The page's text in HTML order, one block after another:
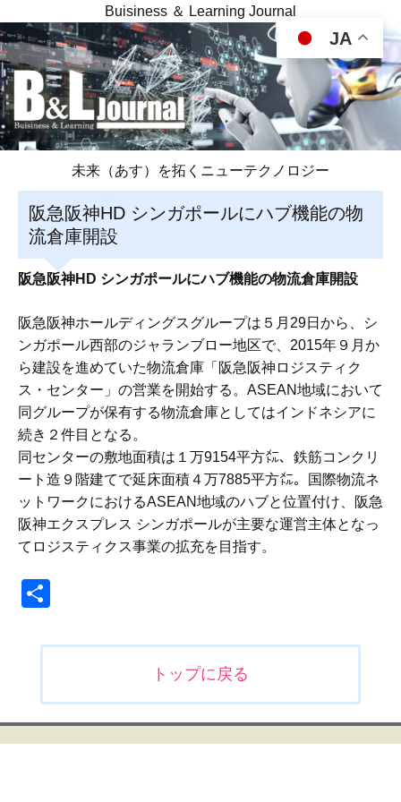
Buisiness ＆ Learning Journal
未来（あす）を拓くニューテクノロジー
阪急阪神HD シンガポールにハブ機能の物
流倉庫開設
阪急阪神HD シンガポールにハブ機能の物流倉庫開設
阪急阪神ホールディングスグループは５月29日から、シ
ンガポール西部のジャランブロー地区で、2015年９月か
ら建設を進めていた物流倉庫「阪急阪神ロジスティク
ス・センター」の営業を開始する。ASEAN地域において
同グループが保有する物流倉庫としてはインドネシアに
続き２件目となる。
同センターの敷地面積は１万9154平方㍍、鉄筋コンクリ
ート造９階建てで延床面積４万7885平方㍍。国際物流ネ
ットワークにおけるASEAN地域のハブと位置付け、阪急
阪神エクスプレス シンガポールが主要な運営主体となっ
てロジスティクス事業の拡充を目指す。
ビ
ゲ
トップに戻る
JA